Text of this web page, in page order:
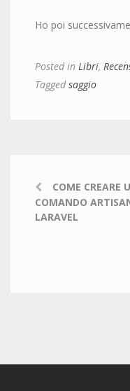
Ho poi
Posted in Libri,
Taggedsaggio
COME CREARE
COMANDO
LARAVEL